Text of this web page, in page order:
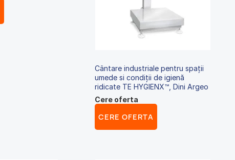
Cântare industriale pentru spații
umede si condiții de igienă
ridicate TE HYGIENX™, Dini Argeo
Cere oferta
CERE OFERTA